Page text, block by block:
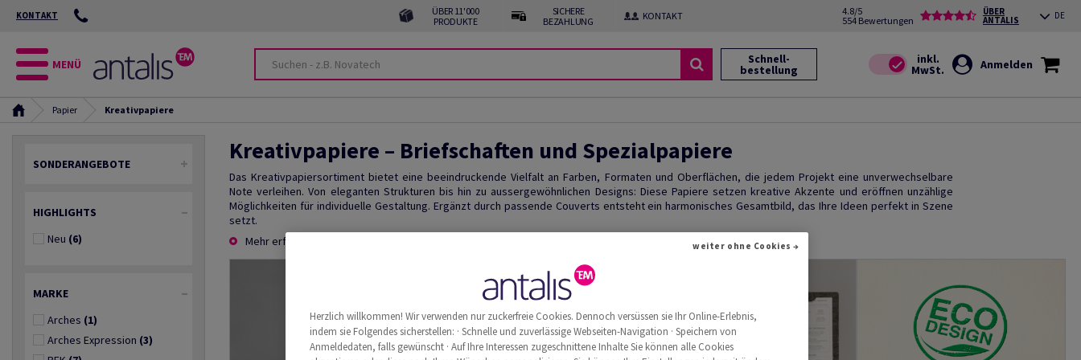
KONTAKT
ÜBER 11'000
PRODUKTE
SICHERE
BEZAHLUNG
KONTAKT
4.8/5
554 Bewertungen
ÜBER
ANTALIS DE
MENÜ Schnell-
bestellung Anmelden
Papier Kreativpapiere
SONDERANGEBOTE
HIGHLIGHTS
Neu (6)
MARKE
Arches (1)
Arches Expression (3)
Kreativpapiere – Briefschaften und Spezialpapiere
Das Kreativpapiersortiment bietet eine beeindruckende Vielfalt an Farben, Formaten und Oberflächen, die jedem Projekt eine unverwechselbare
Note verleihen. Von eleganten Strukturen bis hin zu aussergewöhnlichen Designs: Diese Papiere setzen kreative Akzente und eröffnen unzählige
Möglichkeiten für individuelle Gestaltung. Ergänzt durch passende Couverts entsteht ein harmonisches Gesamtbild, das Ihre Ideen perfekt in Szene
setzt.
Mehr erfahren
Herzlich willkommen! Wir verwenden nur zuckerfreie Cookies. Dennoch versüssen sie Ihr Online-Erlebnis,
indem sie Folgendes sicherstellen: · Schnelle und zuverlässige Webseiten-Navigation · Speichern von
Anmeldedaten, falls gewünscht · Auf Ihre Interessen zugeschnittene Inhalte Sie können alle Cookies
weiter ohne Cookies →